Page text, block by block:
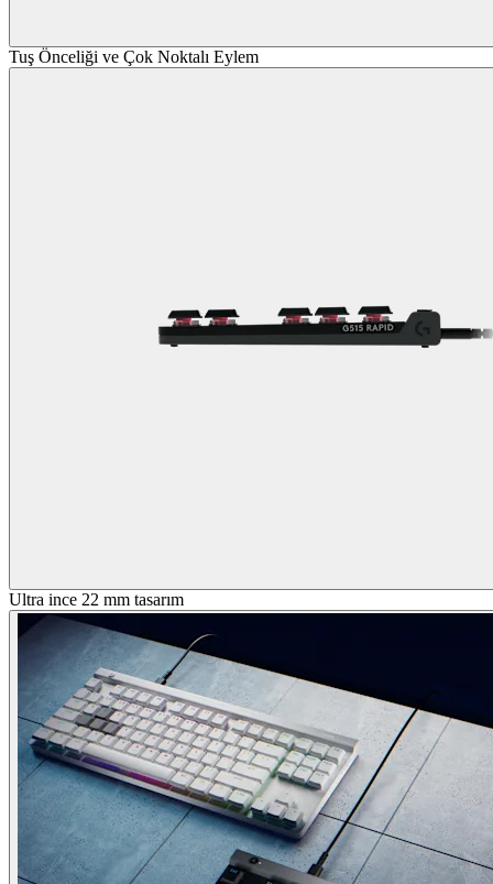
Tuş Önceliği ve Çok Noktalı Eylem
Ultra ince 22 mm tasarım